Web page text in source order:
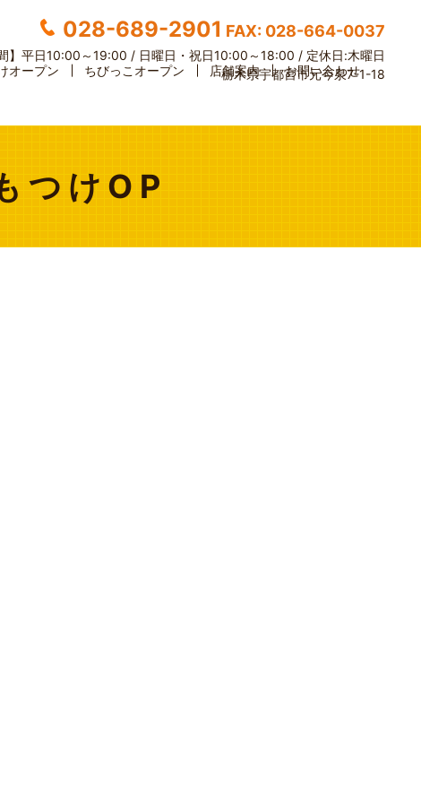
028-689-2901 FAX: 028-664-0037
】 平日10:00～19:00 / 日曜日・祝日10:00～18:00 / 定休日:木曜日
栃木県宇都宮市元今泉7-1-18
オープン ちびっこオープン 店舗案内 お問い合わせ
つけOP